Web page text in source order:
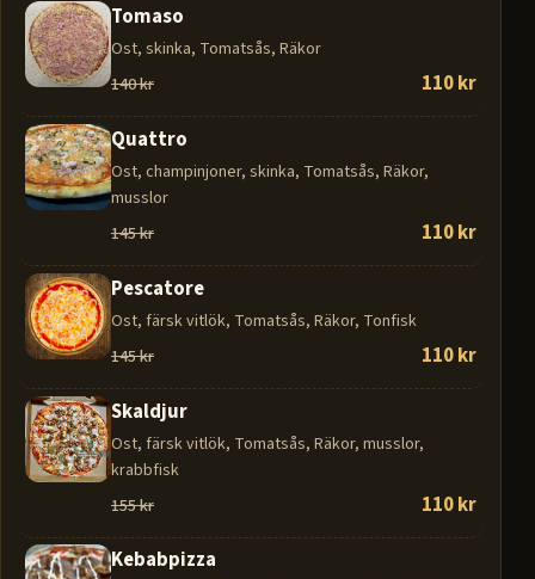
Tomaso
Ost, skinka, Tomatsås, Räkor
140 kr
110 kr
Quattro
Ost, champinjoner, skinka, Tomatsås, Räkor,
musslor
145 kr
110 kr
Pescatore
Ost, färsk vitlök, Tomatsås, Räkor, Tonfisk
145 kr
110 kr
Skaldjur
Ost, färsk vitlök, Tomatsås, Räkor, musslor,
krabbfisk
155 kr
110 kr
Kebabpizza